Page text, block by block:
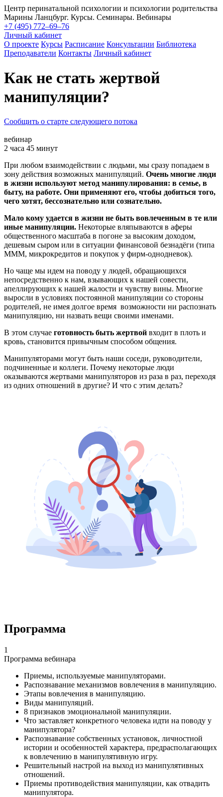
Центр перинатальной психологии и психологии родительства
Марины Ланцбург. Курсы. Семинары. Вебинары
+7 (495) 772–69–76
Личный кабинет
О проекте Курсы Расписание Консультации Библиотека
Преподаватели Контакты Личный кабинет
Как не стать жертвой
манипуляции?
Сообщить о старте следующего потока
вебинар
2 часа 45 минут
При любом взаимодействии с людьми, мы сразу попадаем в
зону действия возможных манипуляций. Очень многие люди
в жизни используют метод манипулирования: в семье, в
быту, на работе. Они применяют его, чтобы добиться того,
чего хотят, бессознательно или сознательно.
Мало кому удается в жизни не быть вовлеченным в те или
иные манипуляции. Некоторые вляпываются в аферы
общественного масштаба в погоне за высоким доходом,
дешевым сыром или в ситуации финансовой безнадёги (типа
МММ, микрокредитов и покупок у фирм-однодневок).
Но чаще мы идем на поводу у людей, обращающихся
непосредственно к нам, взывающих к нашей совести,
апеллирующих к нашей жалости и чувству вины. Многие
выросли в условиях постоянной манипуляции со стороны
родителей, не имея долгое время возможности ни распознать
манипуляцию, ни назвать вещи своими именами.
В этом случае готовность быть жертвой входит в плоть и
кровь, становится привычным способом общения.
Манипуляторами могут быть наши соседи, руководители,
подчиненные и коллеги. Почему некоторые люди
оказываются жертвами манипуляторов из раза в раз, переходя
из одних отношений в другие? И что с этим делать?
Программа
1
Программа вебинара
Приемы, используемые манипуляторами.
Распознавание механизмов вовлечения в манипуляцию.
Этапы вовлечения в манипуляцию.
Виды манипуляций.
8 признаков эмоциональной манипуляции.
Что заставляет конкретного человека идти на поводу у
манипулятора?
Распознавание собственных установок, личностной
истории и особенностей характера, предрасполагающих
к вовлечению в манипулятивную игру.
Решительный настрой на выход из манипулятивных
отношений.
Приемы противодействия манипуляции, как отвадить
манипулятора.